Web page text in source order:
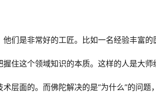
们是非常好的工匠。比如一名经验丰富的
住这个领域知识的本质。这样的人是大师
面的。而佛陀解决的是“为什么”的问题